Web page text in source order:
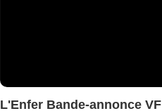
L'Enfer Bande-annonce VF